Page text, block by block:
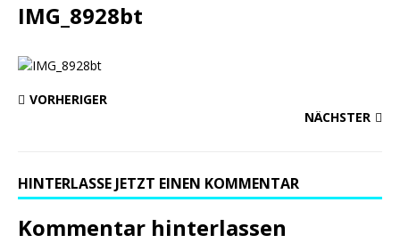
IMG_8928bt
VORHERIGER
NÄCHSTER
HINTERLASSE JETZT EINEN KOMMENTAR
Kommentar hinterlassen